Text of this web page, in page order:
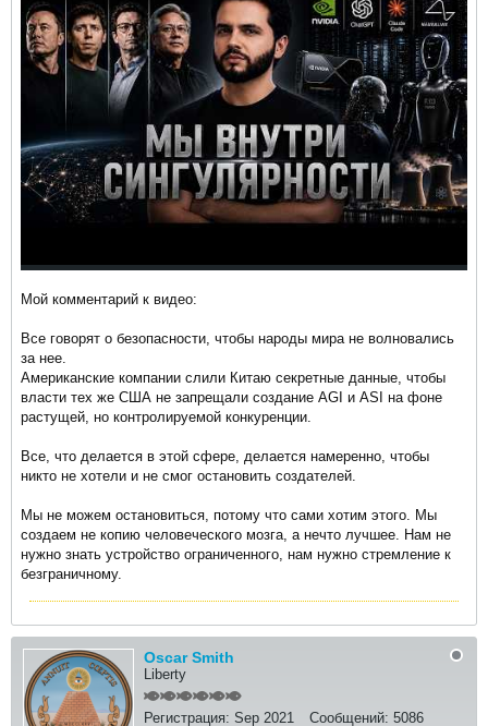
Мой комментарий к видео:
Все говорят о безопасности, чтобы народы мира не волновались
за нее.
Американские компании слили Китаю секретные данные, чтобы
власти тех же США не запрещали создание AGI и ASI на фоне
растущей, но контролируемой конкуренции.
Все, что делается в этой сфере, делается намеренно, чтобы
никто не хотели и не смог остановить создателей.
Мы не можем остановиться, потому что сами хотим этого. Мы
создаем не копию человеческого мозга, а нечто лучшее. Нам не
нужно знать устройство ограниченного, нам нужно стремление к
безграничному.​
Oscar Smith
Liberty
Регистрация: Sep 2021 Сообщений: 5086